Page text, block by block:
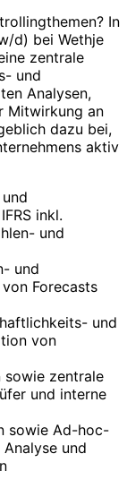
In
d) bei Wethje
zentrale
und
Analysen,
Mitwirkung an
dazu bei,
aktiv
inkl.
und
und
Forecasts
und
von
sowie zentrale
und interne
sowie Ad-hoc-
und